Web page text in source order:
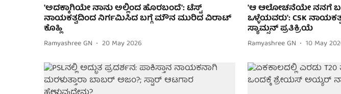
'ಅದಕ್ಕಾಗಿಯೇ ನಾನು ಅಲ್ಲಿಂದ ಹೊರಬಂದೆ': ಟೆಸ್ಟ್
ನಾಯಕತ್ವದಿಂದ ನಿರ್ಗಮಿಸಿದ ಬಗ್ಗೆ ಮೌನ ಮುರಿದ ವಿರಾಟ್
ಕೊಹ್ಲಿ
Ramyashree GN 20 May 2026
'ಆ ಆಲೋಚನೆಯೇ ನನಗೆ
ಒಳ್ಳೆಯವರು': CSK
ಸ್ಯಾಮ್ಸನ್ ಪ್ರತಿಕ್ರಿಯೆ
Ramyashree GN 10 May